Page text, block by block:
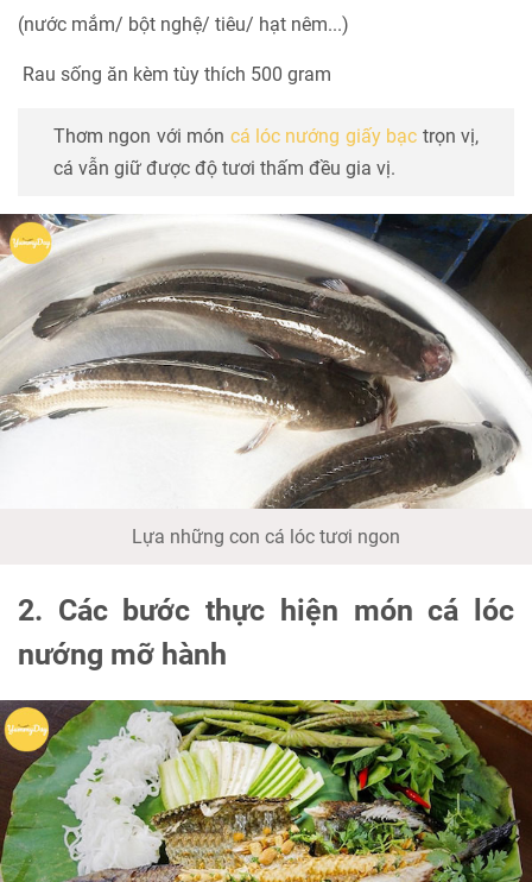
(nước mắm/ bột nghệ/ tiêu/ hạt nêm...)
Rau sống ăn kèm tùy thích 500 gram
Thơm ngon với món cá lóc nướng giấy bạc trọn vị,
cá vẫn giữ được độ tươi thấm đều gia vị.
Lựa những con cá lóc tươi ngon
2. Các bước thực hiện món cá lóc
nướng mỡ hành